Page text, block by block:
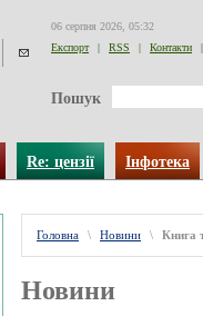
06 серпня 2026, 05:32
Експорт
| RSS | Контакти |
Пошук
Re: цензії Інфотека
Головна \ Новини \ Книга
Новини